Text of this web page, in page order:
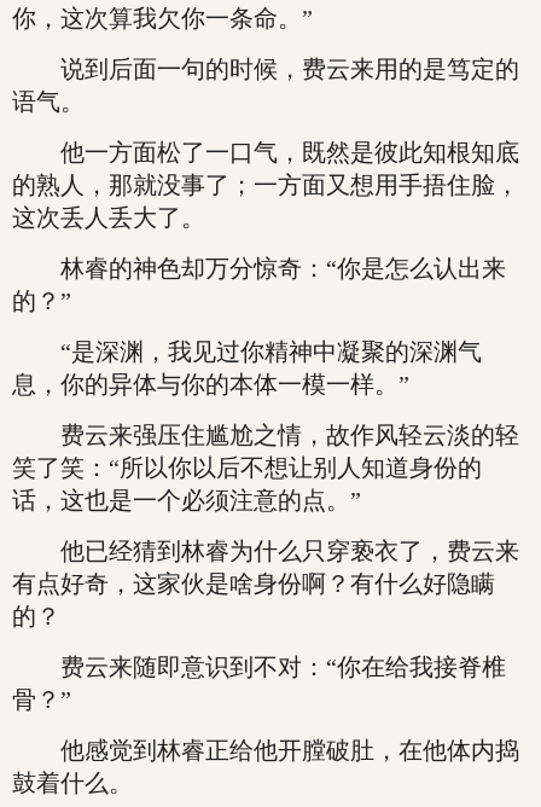
你，这次算我欠你一条命。”
说到后面一句的时候，费云来用的是笃定的
语气。
他一方面松了一口气，既然是彼此知根知底
的熟人，那就没事了；一方面又想用手捂住脸，
这次丢人丢大了。
林睿的神色却万分惊奇：“你是怎么认出来
的？”
“是深渊，我见过你精神中凝聚的深渊气
息，你的异体与你的本体一模一样。”
费云来强压住尴尬之情，故作风轻云淡的轻
笑了笑：“所以你以后不想让别人知道身份的
话，这也是一个必须注意的点。”
他已经猜到林睿为什么只穿亵衣了，费云来
有点好奇，这家伙是啥身份啊？有什么好隐瞒
的？
费云来随即意识到不对：“你在给我接脊椎
骨？”
他感觉到林睿正给他开膛破肚，在他体内捣
鼓着什么。